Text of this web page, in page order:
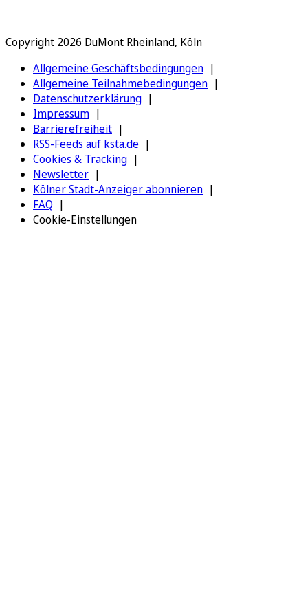
Copyright 2026 DuMont Rheinland, Köln
Allgemeine Geschäftsbedingungen
Allgemeine Teilnahmebedingungen
Datenschutzerklärung
Impressum
Barrierefreiheit
RSS-Feeds auf ksta.de
Cookies & Tracking
Newsletter
Kölner Stadt-Anzeiger abonnieren
FAQ
Cookie-Einstellungen